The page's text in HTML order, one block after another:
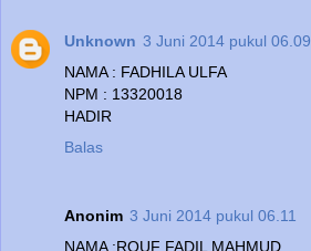
Unknown 3 Juni 2014 pukul 06.09
NAMA : FADHILA ULFA
NPM : 13320018
HADIR
Balas
Anonim 3 Juni 2014 pukul 06.11
NAMA :ROUF FADIL MAHMUD